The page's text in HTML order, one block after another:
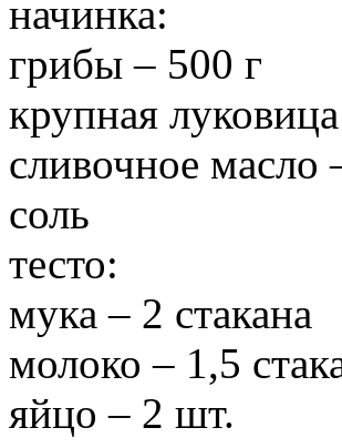
начинка:
грибы – 500 г
крупная
сливочное
соль
тесто:
мука – 2 стакана
молоко – 1,5
яйцо – 2 шт.